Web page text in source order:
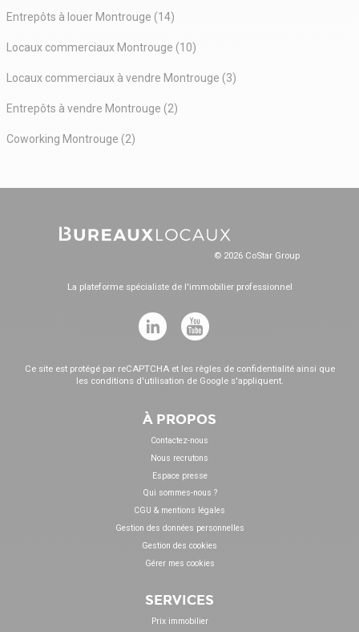
Entrepôts à louer Montrouge (14)
Locaux commerciaux Montrouge (10)
Locaux commerciaux à vendre Montrouge (3)
Entrepôts à vendre Montrouge (2)
Coworking Montrouge (2)
© 2026 CoStar Group
La plateforme spécialiste de l'immobilier professionnel
Ce site est protégé par reCAPTCHA et les règles de confidentialitéainsi que
les conditions d'utilisation de Google s'appliquent.
À PROPOS
Contactez-nous
Nous recrutons
Espace presse
Qui sommes-nous ?
CGU & mentions légales
Gestion des données personnelles
Gestion des cookies
Gérer mes cookies
SERVICES
Prix immobilier